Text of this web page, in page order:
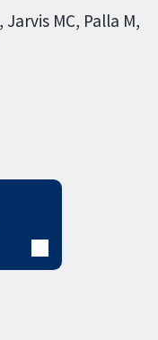
Jarvis MC Palla M